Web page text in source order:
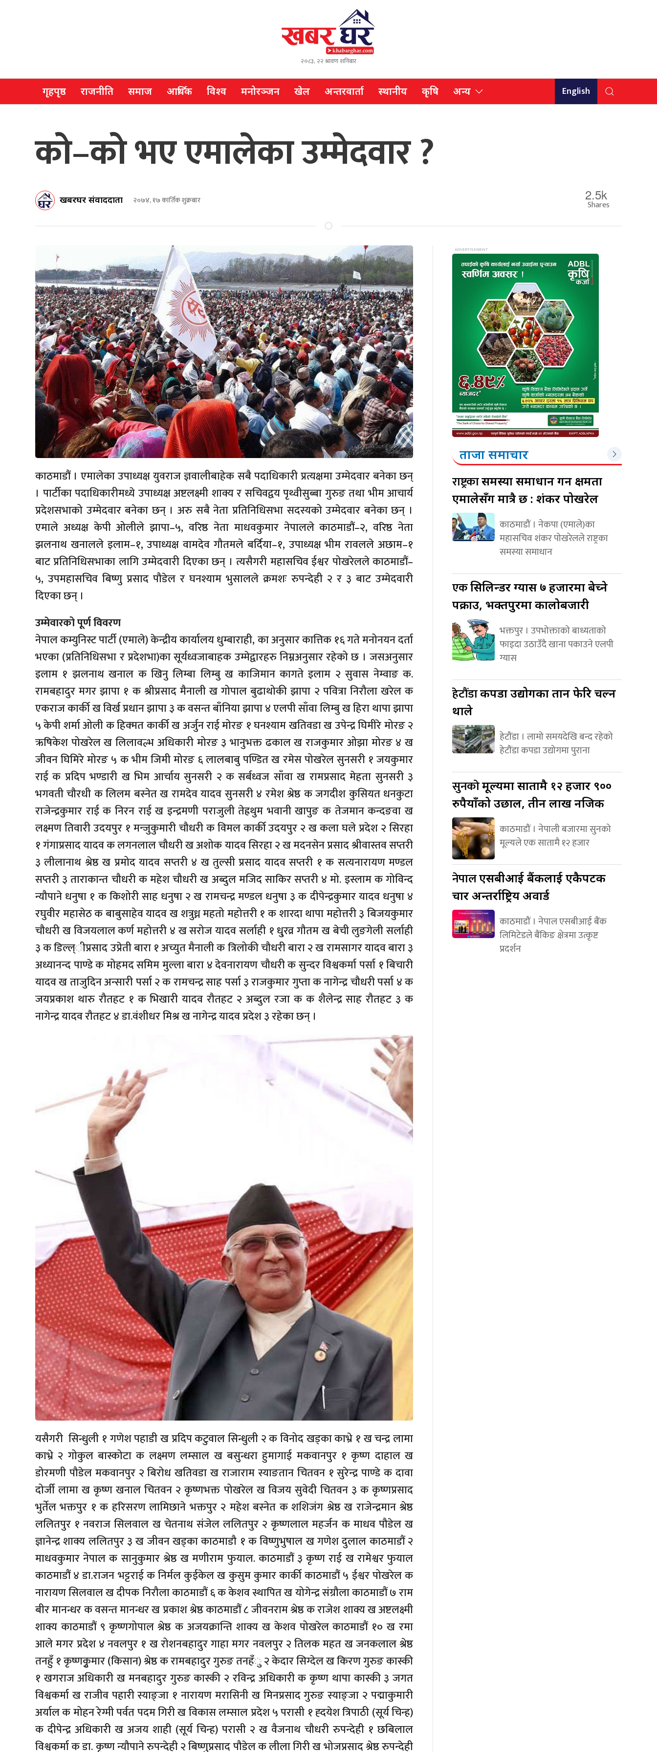
२०८३, २२ श्रावण शनिबार
गृहपृष्ठ राजनीति समाज आर्थिक विश्व मनोरञ्जन खेल अन्तरवार्ता स्थानीय कृषि अन्य English
को–को भए एमालेका उम्मेदवार ?
खबरघर संवाददाता २०७४, १७ कार्तिक शुक्रबार 2.5k
Shares
काठमाडौं । एमालेका उपाध्यक्ष युवराज ज्ञवालीबाहेक सबै पदाधिकारी प्रत्यक्षमा उम्मेदवार बनेका छन्
। पार्टीका पदाधिकारीमध्ये उपाध्यक्ष अष्टलक्ष्मी शाक्य र सचिवद्वय पृथ्वीसुब्बा गुरुङ तथा भीम आचार्य
प्रदेशसभाको उम्मेदवार बनेका छन् । अरु सबै नेता प्रतिनिधिसभा सदस्यको उम्मेदवार बनेका छन् ।
एमाले अध्यक्ष केपी ओलीले झापा–५, वरिष्ठ नेता माधवकुमार नेपालले काठमाडौं–२, वरिष्ठ नेता
झलनाथ खनालले इलाम–१, उपाध्यक्ष वामदेव गौतमले बर्दिया–१, उपाध्यक्ष भीम रावलले अछाम–१
बाट प्रतिनिधिसभाका लागि उम्मेदवारी दिएका छन् । त्यसैगरी महासचिव ईश्वर पोखरेलले काठमाडौं–
५, उपमहासचिव बिष्णु प्रसाद पौडेल र घनश्याम भुसालले क्रमशः रुपन्देही २ र ३ बाट उम्मेदवारी
दिएका छन् ।
उम्मेवारको पूर्ण विवरण
नेपाल कम्युनिस्ट पार्टी (एमाले) केन्द्रीय कार्यालय धुम्बाराही, का अनुसार कात्तिक १६ गते मनोनयन दर्ता
भएका (प्रतिनिधिसभा र प्रदेशभा)का सूर्यध्वजाबाहक उम्मेद्वारहरु निम्नअनुसार रहेको छ । जसअनुसार
इलाम १ झलनाथ खनाल क खिनु लिम्बा लिम्बु ख काजिमान कागते इलाम २ सुवास नेम्वाङ क.
रामबहादुर मगर झापा १ क श्रीप्रसाद मैनाली ख गोपाल बुढाथोकी झापा २ पवित्रा निरौला खरेल क
एकराज कार्की ख विर्ख प्रधान झापा ३ क वसन्त बाँनिया झापा ४ एलपी साँवा लिम्बु ख हिरा थापा झापा
५ केपी शर्मा ओली क हिक्मत कार्की ख अर्जुन राई मोरङ १ घनश्याम खतिवडा ख उपेन्द्र घिमीरे मोरङ २
ऋषिकेश पोखरेल ख लिलावल्भ अधिकारी मोरङ ३ भानुभक्त ढकाल ख राजकुमार ओझा मोरङ ४ ख
जीवन घिमिरे मोरङ ५ क भीम जिमी मोरङ ६ लालबाबु पण्डित ख रमेस पोखरेल सुनसरी १ जयकुमार
राई क प्रदिप भण्डारी ख भिम आर्चाय सुनसरी २ क सर्बध्वज साँवा ख रामप्रसाद मेहता सुनसरी ३
भगवती चौरधी क लिलम बस्नेत ख रामदेव यादव सुनसरी ४ रमेश श्रेष्ठ क जगदीश कुसियत धनकुटा
राजेन्द्रकुमार राई क निरन राई ख इन्द्रमणी पराजुली तेह्रथुम भवानी खापुङ क तेजमान कन्दङवा ख
लक्ष्मण तिवारी उदयपुर १ मन्जुकुमारी चौधरी क विमल कार्की उदयपुर २ ख कला घले प्रदेश २ सिरहा
१ गंगाप्रसाद यादव क लगनलाल चौधरी ख अशोक यादव सिरहा २ ख मदनसेन प्रसाद श्रीवास्तव सप्तरी
३ लीलानाथ श्रेष्ठ ख प्रमोद यादव सप्तरी ४ ख तुल्सी प्रसाद यादव सप्तरी १ क सत्यनारायण मण्डल
सप्तरी ३ ताराकान्त चौधरी क महेश चौधरी ख अब्दुल मजिद साकिर सप्तरी ४ मो. इस्लाम क गोविन्द
न्यौपाने धनुषा १ क किशोरी साह धनुषा २ ख रामचन्द्र मण्डल धनुषा ३ क दीपेन्द्रकुमार यादव धनुषा ४
रघुवीर महासेठ क बाबुसाहेव यादव ख शत्रुध्न महतो महोत्तरी १ क शारदा थापा महोत्तरी ३ बिजयकुमार
चौधरी ख विजयलाल कर्ण महोत्तरी ४ ख सरोज यादव सर्लाही १ धु्रव्र गौतम ख बेची लुङगेली सर्लाही
३ क डिल्ल्ीप्रसाद उप्रेती बारा १ अच्युत मैनाली क त्रिलोकी चौधरी बारा २ ख रामसागर यादव बारा ३
अध्यानन्द पाण्डे क मोहमद समिम मुल्ला बारा ४ देवनारायण चौधरी क सुन्दर विश्वकर्मा पर्सा १ बिचारी
यादव ख ताजुदिन अन्सारी पर्सा २ क रामचन्द्र साह पर्सा ३ राजकुमार गुप्ता क नागेन्द्र चौधरी पर्सा ४ क
जयप्रकाश थारु रौतहट १ क भिखारी यादव रौतहट २ अब्दुल रजा क क शैलेन्द्र साह रौतहट ३ क
नागेन्द्र यादव रौतहट ४ डा.वंशीधर मिश्र ख नागेन्द्र यादव प्रदेश ३ रहेका छन् ।
यसैगरी सिन्धुली १ गणेश पहाडी ख प्रदिप कटुवाल सिन्धुली २ क विनोद खड्का काभ्रे १ ख चन्द्र लामा
काभ्रे २ गोकुल बास्कोटा क लक्ष्मण लम्साल ख बसुन्धरा हुमागाई मकवानपुर १ कृष्ण दाहाल ख
डोरमणी पौडेल मकवानपुर २ बिरोध खतिवडा ख राजाराम स्याङतान चितवन १ सुरेन्द्र पाण्डे क दावा
दोर्जी लामा ख कृष्ण खनाल चितवन २ कृष्णभक्त पोखरेल ख विजय सुवेदी चितवन ३ क कृष्णप्रसाद
भुर्तेल भक्तपुर १ क हरिसरण लामिछाने भक्तपुर २ महेश बस्नेत क शशिजंग श्रेष्ठ ख राजेन्द्रमान श्रेष्ठ
ललितपुर १ नवराज सिलवाल ख चेतनाथ संजेल ललितपुर २ कृष्णलाल महर्जन क माधव पौडेल ख
ज्ञानेन्द्र शाक्य ललितपुर ३ ख जीवन खड्का काठमाडौ १ क विष्णुभुषाल ख गणेश दुलाल काठमाडौं २
माधवकुमार नेपाल क सानुकुमार श्रेष्ठ ख मणीराम फुयाल. काठमाडौं ३ कृष्ण राई ख रामेश्वर फुयाल
काठमाडौं ४ डा.राजन भट्टराई क निर्मल कुईकेल ख कुसुम कुमार कार्की काठमाडौं ५ ईश्वर पोखरेल क
नारायण सिलवाल ख दीपक निरौला काठमाडौं ६ क केशव स्थापित ख योगेन्द्र संग्रौला काठमाडौं ७ राम
बीर मानन्धर क वसन्त मानन्धर ख प्रकाश श्रेष्ठ काठमाडौं ८ जीवनराम श्रेष्ठ क राजेश शाक्य ख अष्टलक्ष्मी
शाक्य काठमाडौं ९ कृष्णगोपाल श्रेष्ठ क अजयक्रान्ति शाक्य ख केशव पोखरेल काठमाडौं १० ख रमा
आले मगर प्रदेश ४ नवलपुर १ ख रोशनबहादुर गाहा मगर नवलपुर २ तिलक महत ख जनकलाल श्रेष्ठ
तनहुँ १ कृष्णकृुमार (किसान) श्रेष्ठ क रामबहादुर गुरुङ तनहँु २ केदार सिग्देल ख किरण गुरुङ कास्की
१ खगराज अधिकारी ख मनबहादुर गुरुङ कास्की २ रविन्द्र अधिकारी क कृष्ण थापा कास्की ३ जगत
विश्वकर्मा ख राजीव पहारी स्याङ्जा १ नारायण मरासिनी ख मिनप्रसाद गुरुङ स्याङ्जा २ पद्माकुमारी
अर्याल क मोहन रेग्मी पर्वत पदम गिरी ख विकास लम्साल प्रदेश ५ परासी १ ह्दयेश त्रिपाठी (सूर्य चिन्ह)
क दीपेन्द्र अधिकारी ख अजय शाही (सूर्य चिन्ह) परासी २ ख वैजनाथ चौधरी रुपन्देही १ छबिलाल
विश्वकर्मा क डा. कृष्ण न्यौपाने रुपन्देही २ बिष्णुप्रसाद पौडेल क लीला गिरी ख भोजप्रसाद श्रेष्ठ रुपन्देही
ताजा समाचार
राष्ट्रकासमस्या समाधान गर्ने क्षमता
एमालेसँग मात्रै छ : शंकर पोखरेल
काठमाडौं । नेकपा (एमाले)का
महासचिव शंकर पोखरेलले राष्ट्रका
समस्या समाधान
एकसिलिन्डर ग्यास ७ हजारमा बेच्ने
पक्राउ, भक्तपुरमा कालोबजारी
भक्तपुर । उपभोक्ताको बाध्यताको
फाइदा उठाउँदै खाना पकाउने एलपी
ग्यास
हेटौंडाकपडा उद्योगका तान फेरि चल्न
थाले
हेटौंडा । लामो समयदेखि बन्द रहेको
हेटौंडा कपडा उद्योगमा पुराना
सुनकोमूल्यमा सातामै १२ हजार ९००
रुपैयाँको उछाल, तीन लाख नजिक
काठमाडौं । नेपाली बजारमा सुनको
मूल्यले एक सातामै १२ हजार
नेपालएसबीआई बैंकलाई एकैपटक
चार अन्तर्राष्ट्रिय अवार्ड
काठमाडौं । नेपाल एसबीआई बैंक
लिमिटेडले बैंकिङ क्षेत्रमा उत्कृष्ट
प्रदर्शन